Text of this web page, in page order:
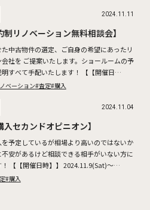
制リノベーション無料相談会】
中古物件の選定、ご自身の希望にあったリ
会社を ご提案いたします。ショールームの予
すべて手配いたします！ 【【開催日
～17(Sun) ※所要時間 […]
ベーション#査定#購入
2024.11.11
入セカンドオピニオン】
予定しているが相場より高いのではないか
安があるけど相談できる相手がいない方に
【【開催日時】】 2024.11.9(Sat)～
時間：1時間半～2時間を予定 […]
#購入
2024.11.04